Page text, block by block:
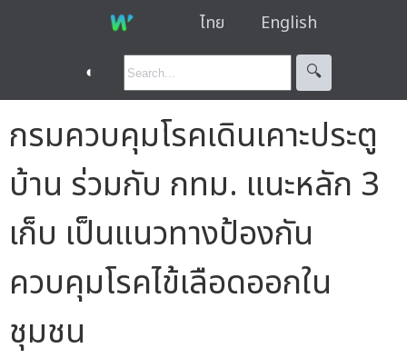
ไทย English
◐ 🔍︎
กรมควบคุมโรคเดินเคาะประตู
บ้าน ร่วมกับ กทม. แนะหลัก 3
เก็บ เป็นแนวทางป้องกัน
ควบคุมโรคไข้เลือดออกใน
ชุมชน